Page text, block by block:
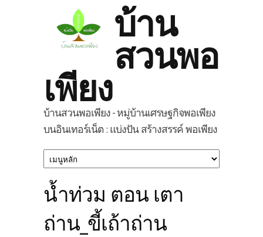
บ้าน
สวนพอ
เพียง
บ้านสวนพอเพียง - หมู่บ้านเศรษฐกิจพอเพียง
บนอินเทอร์เน็ต : แบ่งปัน สร้างสรรค์ พอเพียง
น้ำท่วม ตอน เตา
ถ่าน_ขี้เถ้าถ่าน